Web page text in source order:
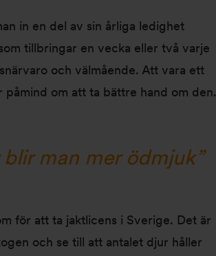
in en del av sin årliga ledighet
tillbringar en vecka eller två varje
och välmående. Att vara ett
om att ta bättre hand om den.
man mer ödmjuk”
för att ta jaktlicens i Sverige. Det är
och se till att antalet djur håller